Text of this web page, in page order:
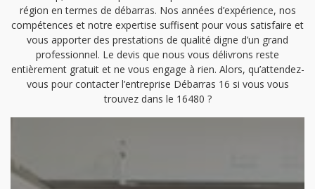
région en termes de débarras. Nos années d’expérience, nos
compétences et notre expertise suffisent pour vous satisfaire et
vous apporter des prestations de qualité digne d’un grand
professionnel. Le devis que nous vous délivrons reste
entièrement gratuit et ne vous engage à rien. Alors, qu’attendez-
vous pour contacter l’entreprise Débarras 16 si vous vous
trouvez dans le 16480 ?